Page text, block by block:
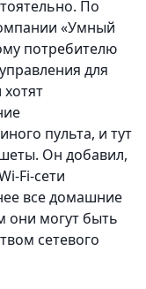
По
«Умный
потребителю
для
пульта, и тут
Он добавил,
Fi-сети
все домашние
они могут быть
сетевого